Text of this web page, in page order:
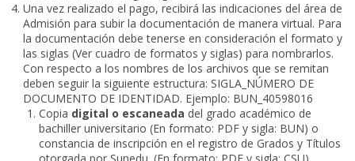
Una vez realizado el pago, recibirá las indicaciones del área de
Admisión para subir la documentación de manera virtual. Para
la documentación debe tenerse en consideración el formato y
las siglas (Ver cuadro de formatos y siglas) para nombrarlos.
Con respecto a los nombres de los archivos que se remitan
deben seguir la siguiente estructura: SIGLA_NÚMERO DE
DOCUMENTO DE IDENTIDAD. Ejemplo: BUN_40598016
Copia digital o escaneada del grado académico de
bachiller universitario (En formato: PDF y sigla: BUN) o
constancia de inscripción en el registro de Grados y Títulos